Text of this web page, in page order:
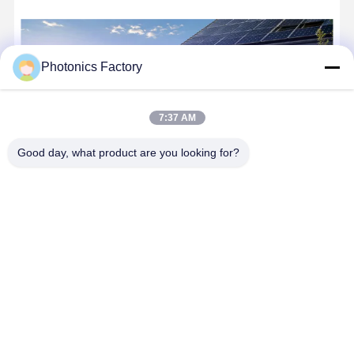
Photonics Factory
7:37 AM
Good day, what product are you looking for?